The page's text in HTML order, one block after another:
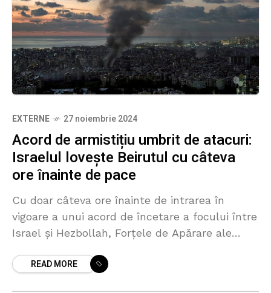
EXTERNE 27 noiembrie 2024
Acord de armistițiu umbrit de atacuri:
Israelul lovește Beirutul cu câteva
ore înainte de pace
Cu doar câteva ore înainte de intrarea în
vigoare a unui acord de încetare a focului între
Israel și Hezbollah, Forțele de Apărare ale
READ MORE